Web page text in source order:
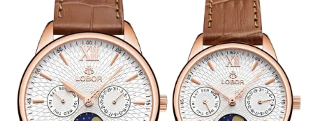
BROWN
WHITE
40mm
35mm
22mm
16mm